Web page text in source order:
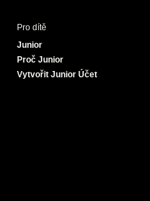
Pro dítě
Junior
Proč Junior
Vytvořit Junior Účet